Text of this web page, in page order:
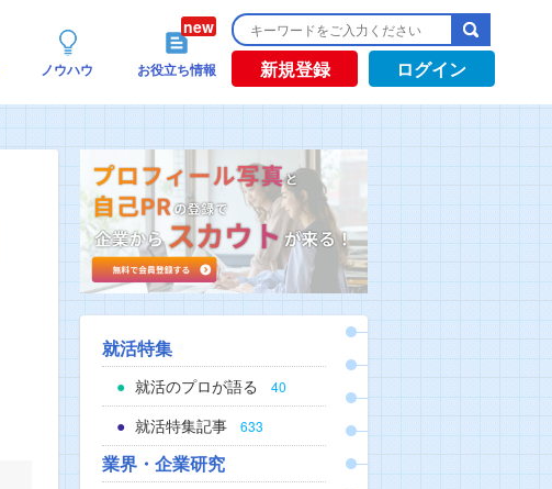
ノウハウ お役立ち情報 新規登録 ログイン
就活特集
就活のプロが語る 40
就活特集記事 633
業界・企業研究